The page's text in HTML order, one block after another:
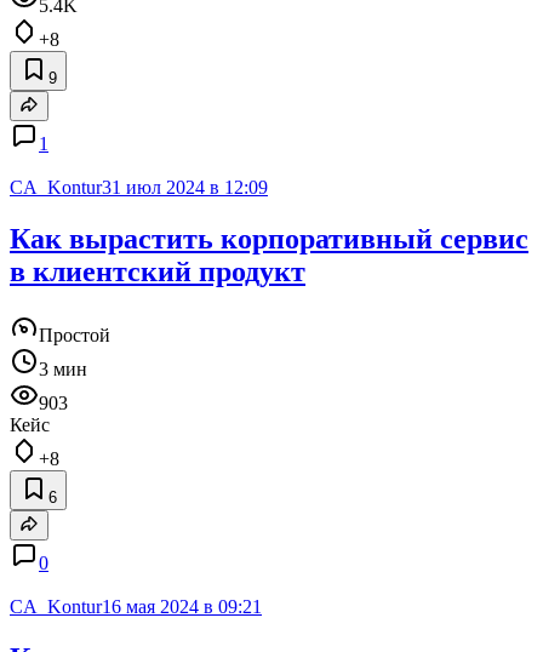
5.4K
+8
9
1
CA_Kontur31 июл 2024 в 12:09
Как вырастить корпоративный сервис
в клиентский продукт
Простой
3 мин
903
Кейс
+8
6
0
CA_Kontur16 мая 2024 в 09:21